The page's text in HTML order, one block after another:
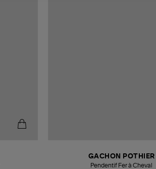
GACHON POTHIER
Pendentif Fer à Cheval